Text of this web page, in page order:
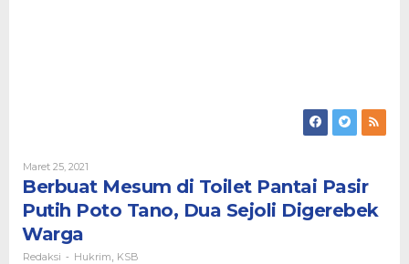
Maret 25, 2021
Redaksi
Berbuat Mesum di Toilet Pantai Pasir
Putih Poto Tano, Dua Sejoli Digerebek
Warga
Redaksi - Hukrim KSB